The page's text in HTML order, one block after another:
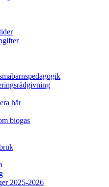
här
biogas
2025-2026